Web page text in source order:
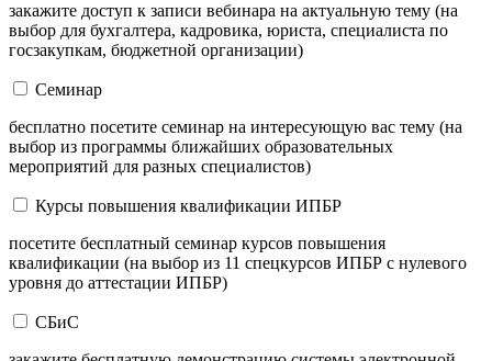
закажите доступ к записи вебинара на актуальную тему (на
выбор для бухгалтера, кадровика, юриста, специалиста по
госзакупкам, бюджетной организации)
Семинар
бесплатно посетите семинар на интересующую вас тему (на
выбор из программы ближайших образовательных
мероприятий для разных специалистов)
Курсы повышения квалификации ИПБР
посетите бесплатный семинар курсов повышения
квалификации (на выбор из 11 спецкурсов ИПБР с нулевого
уровня до аттестации ИПБР)
СБиС